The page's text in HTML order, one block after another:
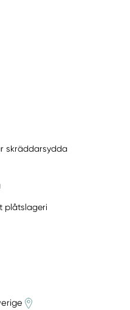
skräddarsydda
plåtslageri